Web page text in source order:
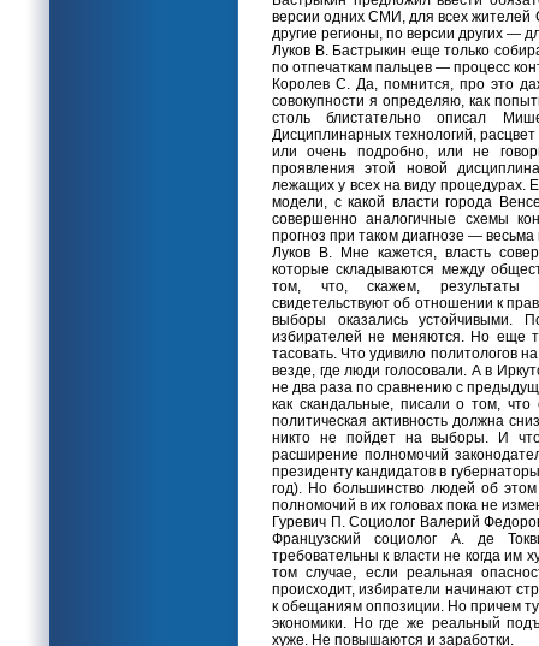
версии одних СМИ, для всех жителей
другие регионы, по версии других —
Луков В. Бастрыкин еще только
по отпечаткам пальцев — процесс
Королев С. Да, помнится, про это
совокупности я определяю, как
столь блистательно описал
Дисциплинарных технологий,
или очень подробно, или не
проявления этой новой
лежащих у всех на виду процедурах.
модели, с какой власти города
совершенно аналогичные схемы
прогноз при таком диагнозе — весьма
Луков В. Мне кажется, власть
которые складываются между
том, что, скажем, результаты
свидетельствуют об отношении к
выборы оказались устойчивыми.
избирателей не меняются. Но еще
тасовать. Что удивило политологов
везде, где люди голосовали. А в
не два раза по сравнению с
как скандальные, писали о том,
политическая активность должна
никто не пойдет на выборы. И
расширение полномочий
президенту кандидатов в
год). Но большинство людей об
полномочий в их головах пока не
Гуревич П. Социолог Валерий
Французский социолог А. де
требовательны к власти не когда им
том случае, если реальная
происходит, избиратели начинают
к обещаниям оппозиции. Но причем
экономики. Но где же реальный
хуже. Не повышаются и заработки.